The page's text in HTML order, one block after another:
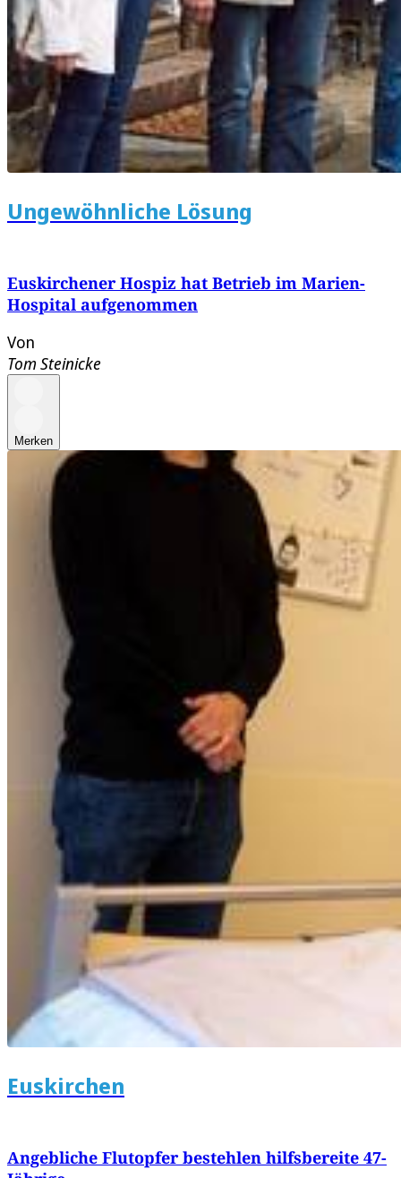
Ungewöhnliche Lösung
Euskirchener Hospiz hat Betrieb im Marien-
Hospital aufgenommen
Von
Tom Steinicke
Merken
Euskirchen
Angebliche Flutopfer bestehlen hilfsbereite 47-